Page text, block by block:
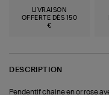
LIVRAISON
OFFERTE DÈS 150
€
DESCRIPTION
Pendentif chaine en or rose